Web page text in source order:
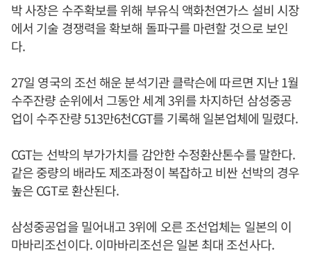
박 사장은 수주확보를 위해 부유식 액화천연가스 설비 시장
에서 기술 경쟁력을 확보해 돌파구를 마련할 것으로 보인
다.
27일 영국의 조선 해운 분석기관 클락슨에 따르면 지난 1월
수주잔량 순위에서 그동안 세계 3위를 차지하던 삼성중공
업이 수주잔량 513만6천CGT를 기록해 일본업체에 밀렸다.
CGT는 선박의 부가가치를 감안한 수정환산톤수를 말한다.
같은 중량의 배라도 제조과정이 복잡하고 비싼 선박의 경우
높은 CGT로 환산된다.
삼성중공업을 밀어내고 3위에 오른 조선업체는 일본의 이
마바리조선이다. 이마바리조선은 일본 최대 조선사다.